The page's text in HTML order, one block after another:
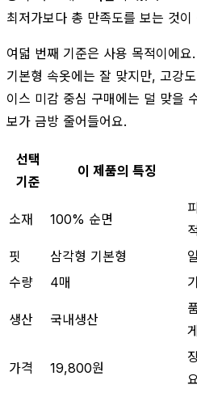
최저가보다 총 만족도를 보는 것이
여덟 번째 기준은 사용 목적이에
기본형 속옷에는 잘 맞지만, 고강
이스 미감 중심 구매에는 덜 맞을
보가 금방 줄어들어요.
선택
기준
이 제품의 특징
소재 100% 순면
핏
삼각형 기본형
수량
4매
생산 국내생산
가격 19,800원